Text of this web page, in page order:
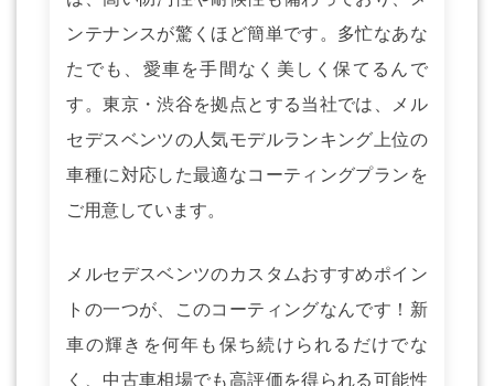
ンテナンスが驚くほど簡単です。多忙なあな
たでも、愛車を手間なく美しく保てるんで
す。東京・渋谷を拠点とする当社では、メル
セデスベンツの人気モデルランキング上位の
車種に対応した最適なコーティングプランを
ご用意しています。
メルセデスベンツのカスタムおすすめポイン
トの一つが、このコーティングなんです！新
車の輝きを何年も保ち続けられるだけでな
く、中古車相場でも高評価を得られる可能性